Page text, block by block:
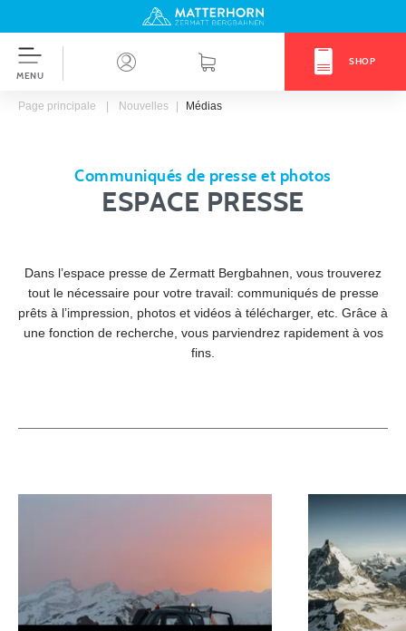
Matterhorn - Zermatt
MENU
SHOP
Page principale Nouvelles Médias
Communiqués de presse et photos
ESPACE PRESSE
Dans l’espace presse de Zermatt Bergbahnen, vous trouverez
tout le nécessaire pour votre travail: communiqués de presse
prêts à l’impression, photos et vidéos à télécharger, etc. Grâce à
une fonction de recherche, vous parviendrez rapidement à vos
fins.